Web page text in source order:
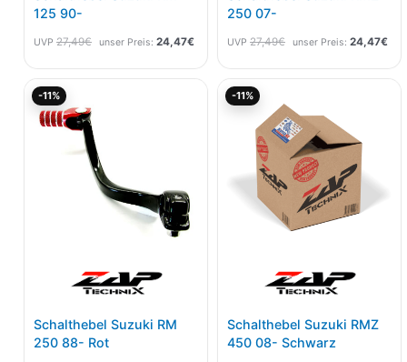
125 90-
UVP 27,49€ unser Preis: 24,47€
250 07-
UVP 27,49€ unser Preis: 24,47€
-11%
Schalthebel Suzuki RM
250 88- Rot
Aktueller
-11%
Schalthebel Suzuki RMZ
450 08- Schwarz
war:
27,49€